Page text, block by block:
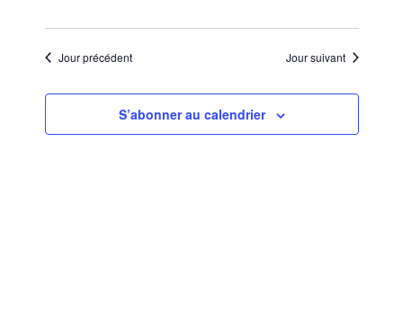
Jour précédent Jour suivant
S’abonner au calendrier